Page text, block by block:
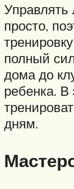
просто,
полный
дома до
ребенка. В
дням.